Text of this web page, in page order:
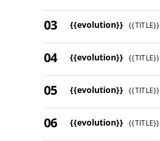
{{evolution}} {{TITLE}}
{{evolution}} {{TITLE}}
{{evolution}} {{TITLE}}
{{evolution}} {{TITLE}}